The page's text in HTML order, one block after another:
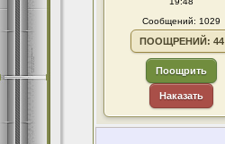
Сообщений: 1029
ПООЩРЕНИЙ: 44
Поощрить
Наказать